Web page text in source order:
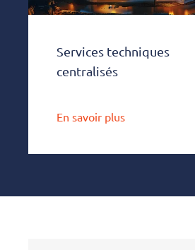
Services techniques
centralisés
En savoir plus